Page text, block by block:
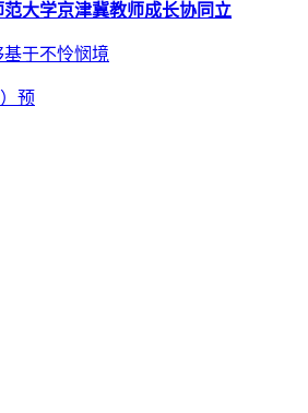
范大学京津冀教师成长协同立
基于不怜悯境
预